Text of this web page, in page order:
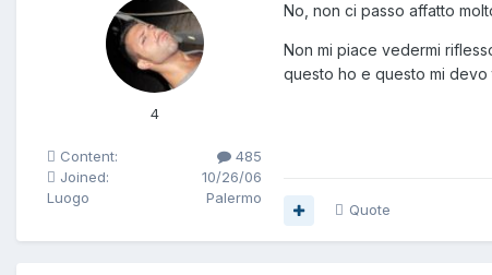
4
Content:
485
Joined:
10/26/06
Luogo
Palermo
No, non ci passo affatto
Non mi piace vedermi
questo ho e questo mi devo
Quote